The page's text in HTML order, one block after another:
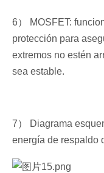
6） MOSFET:
protección para
extremos no estén
sea estable.
7） Diagrama
energía de respaldo